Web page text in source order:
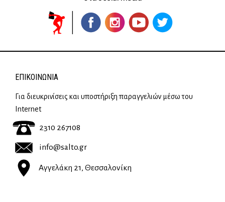
ΕΠΙΚΟΙΝΩΝΊΑ
Για διευκρινίσεις και υποστήριξη παραγγελιών μέσω του
Internet
2310 267108
info@salto.gr
Αγγελάκη 21, Θεσσαλονίκη